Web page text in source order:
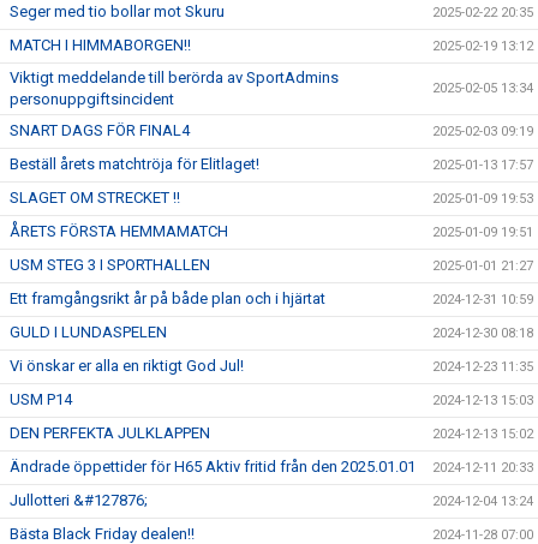
Seger med tio bollar mot Skuru 2025-02-22 20:35
MATCH I HIMMABORGEN!! 2025-02-19 13:12
Viktigt meddelande till berörda av SportAdmins
personuppgiftsincident
2025-02-05 13:34
SNART DAGS FÖR FINAL4 2025-02-03 09:19
Beställ årets matchtröja för Elitlaget! 2025-01-13 17:57
SLAGET OM STRECKET !! 2025-01-09 19:53
ÅRETS FÖRSTA HEMMAMATCH 2025-01-09 19:51
USM STEG 3 I SPORTHALLEN 2025-01-01 21:27
Ett framgångsrikt år på både plan och i hjärtat 2024-12-31 10:59
GULD I LUNDASPELEN 2024-12-30 08:18
Vi önskar er alla en riktigt God Jul! 2024-12-23 11:35
USM P14 2024-12-13 15:03
DEN PERFEKTA JULKLAPPEN 2024-12-13 15:02
Ändrade öppettider för H65 Aktiv fritid från den 2025.01.01 2024-12-11 20:33
Jullotteri &#127876; 2024-12-04 13:24
Bästa Black Friday dealen!! 2024-11-28 07:00